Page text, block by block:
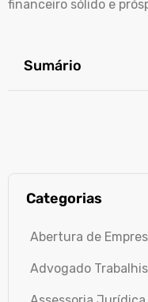
financeiro sólido e
Sumário
Categorias
Abertura de
Advogado